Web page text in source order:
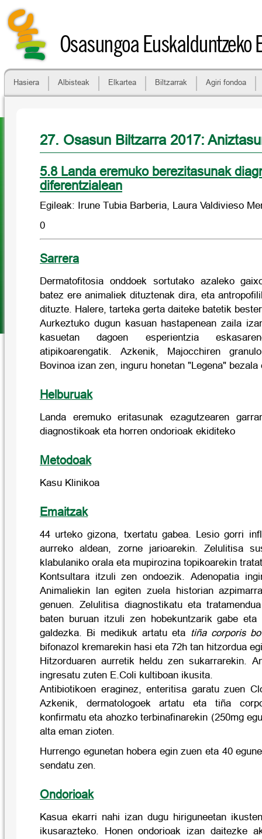
Osasungoa Euskalduntzeko
Hasiera Albisteak Elkartea Biltzarrak Agiri fondoa
27. Osasun Biltzarra 2017:
5.8 Landa eremuko berezitasunak
diferentzialean
Egileak: Irune Tubia Barberia, Laura Valdivieso
0
Sarrera
Dermatofitosia onddoek sortutako azaleko
batez ere animaliek dituztenak dira, eta
dituzte. Halere, tarteka gerta daiteke batetik
Aurkeztuko dugun kasuan hastapenean zaila
kasuetan dagoen esperientzia
atipikoarengatik. Azkenik, Majocchiren
Bovinoa izan zen, inguru honetan "Legena" bezala
Helburuak
Landa eremuko eritasunak ezagutzearen
diagnostikoak eta horren ondorioak ekiditeko
Metodoak
Kasu Klinikoa
Emaitzak
44 urteko gizona, txertatu gabea. Lesio gorri
aurreko aldean, zorne jarioarekin. Zelulitisa
klabulaniko orala eta mupirozina topikoarekin
Kontsultara itzuli zen ondoezik. Adenopatia
Animaliekin lan egiten zuela historian
genuen. Zelulitisa diagnostikatu eta
baten buruan itzuli zen hobekuntzarik gabe eta
galdezka. Bi medikuk artatu eta tiña corporis
bifonazol kremarekin hasi eta 72h tan hitzordua
Hitzorduaren aurretik heldu zen sukarrarekin.
ingresatu zuten E.Coli kultiboan ikusita.
Antibiotikoen eraginez, enteritisa garatu zuen
Azkenik, dermatologoek artatu eta tiña
konfirmatu eta ahozko terbinafinarekin (250mg
alta eman zioten.
Hurrengo egunetan hobera egin zuen eta 40
sendatu zen.
Ondorioak
Kasua ekarri nahi izan dugu hiriguneetan
ikusarazteko. Honen ondorioak izan daitezke